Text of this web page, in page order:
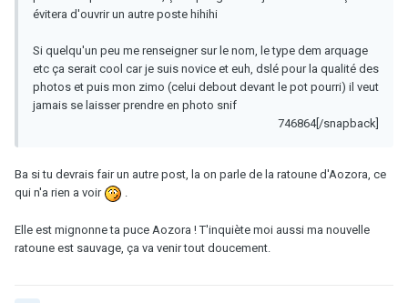
évitera d'ouvrir un autre poste hihihi
Si quelqu'un peu me renseigner sur le nom, le type dem arquage
etc ça serait cool car je suis novice et euh, dslé pour la qualité des
photos et puis mon zimo (celui debout devant le pot pourri) il veut
jamais se laisser prendre en photo snif
746864[/snapback]
Ba si tu devrais fair un autre post, la on parle de la ratoune d'Aozora, ce
qui n'a rien a voir
Elle est mignonne ta puce Aozora ! T'inquiète moi aussi ma nouvelle
ratoune est sauvage, ça va venir tout doucement.